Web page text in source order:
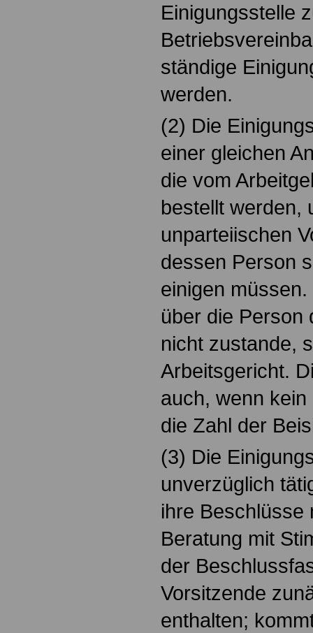
Einigungsstelle
ständige
werden.
(2) Die
einer gleichen
die vom
bestellt werden,
unparteiischen
dessen Person
einigen
über die Person
nicht zustande,
Arbeitsgericht.
auch, wenn
die Zahl der
(3) Die
unverzüglich
ihre Beschlüsse
Beratung mit
der
Vorsitzende
enthalten;